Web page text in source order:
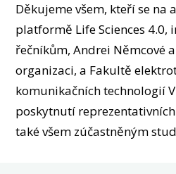
Děkujeme všem, kteří se na
platformě Life Sciences 4.0,
řečníkům, Andrei Němcové
organizaci, a Fakultě
komunikačních technologií
poskytnutí
také všem zúčastněným